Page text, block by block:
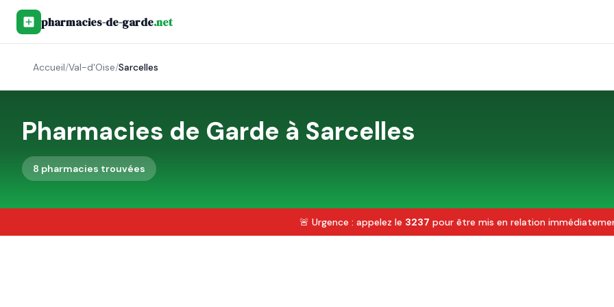
pharmacies-de-garde.net
Accueil/Val-d'Oise/Sarcelles
Pharmacies de Garde à Sarcelles
8 pharmacies trouvées
🚨 Urgence : appelez le 3237 pour être mis en relation